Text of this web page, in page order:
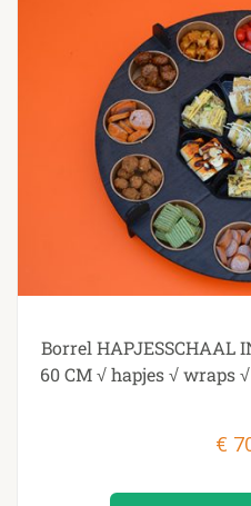
Borrel HAPJESSCHAAL
60 CM √ hapjes √ wraps
€